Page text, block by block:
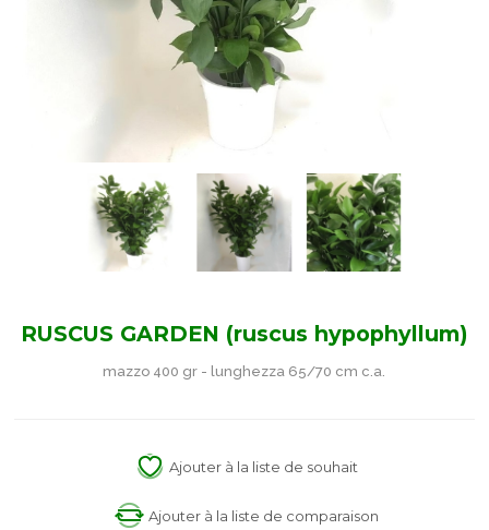
RUSCUS GARDEN (ruscus hypophyllum)
mazzo 400 gr - lunghezza 65/70 cm c.a.
Ajouter à la liste de souhait
Ajouter à la liste de comparaison